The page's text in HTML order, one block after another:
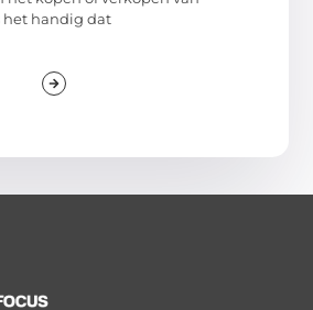
het handig dat